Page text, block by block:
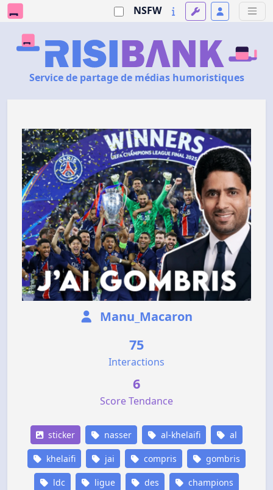
NSFW
Service de partage de médias humoristiques
Manu_Macaron
75
Interactions
6
Score Tendance
sticker nasser al-khelaifi al
khelaifi jai compris gombris
ldc ligue des champions